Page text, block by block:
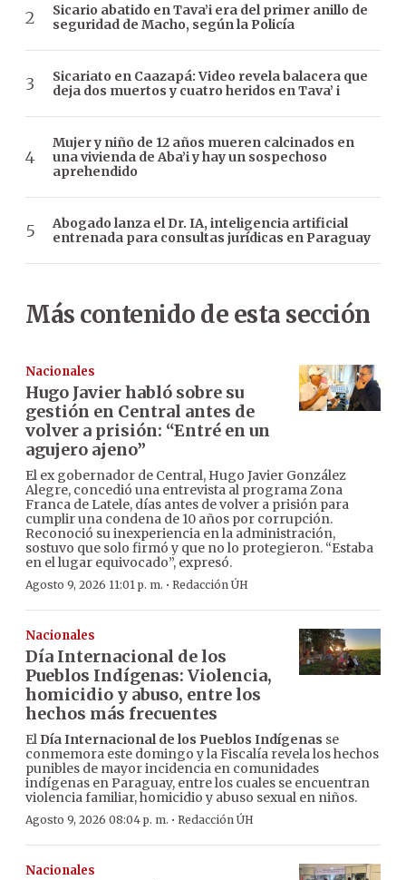
Sicario abatido en Tava’i era del primer anillo de
seguridad de Macho, según la Policía
Sicariato en Caazapá: Video revela balacera que
deja dos muertos y cuatro heridos en Tava’ i
Mujer y niño de 12 años mueren calcinados en
una vivienda de Aba’i y hay un sospechoso
aprehendido
Abogado lanza el Dr. IA, inteligencia artificial
entrenada para consultas jurídicas en Paraguay
Más contenido de esta sección
Nacionales
Hugo Javier habló sobre su
gestión en Central antes de
volver a prisión: “Entré en un
agujero ajeno”
El ex gobernador de Central, Hugo Javier González
Alegre, concedió una entrevista al programa Zona
Franca de Latele, días antes de volver a prisión para
cumplir una condena de 10 años por corrupción.
Reconoció su inexperiencia en la administración,
sostuvo que solo firmó y que no lo protegieron. “Estaba
en el lugar equivocado”, expresó.
Agosto 9, 2026 11:01 p. m. · Redacción ÚH
Nacionales
Día Internacional de los
Pueblos Indígenas: Violencia,
homicidio y abuso, entre los
hechos más frecuentes
El Día Internacional de los Pueblos Indígenas se
conmemora este domingo y la Fiscalía revela los hechos
punibles de mayor incidencia en comunidades
indígenas en Paraguay, entre los cuales se encuentran
violencia familiar, homicidio y abuso sexual en niños.
Agosto 9, 2026 08:04 p. m. · Redacción ÚH
Nacionales